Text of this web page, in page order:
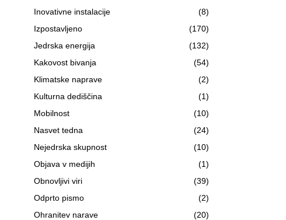
Inovativne instalacije
(8)
Izpostavljeno
(170)
Jedrska energija
(132)
Kakovost bivanja
(54)
Klimatske naprave
(2)
Kulturna dediščina
(1)
Mobilnost
(10)
Nasvet tedna
(24)
Nejedrska skupnost
(10)
Objava v medijih
(1)
Obnovljivi viri
(39)
Odprto pismo
(2)
Ohranitev narave
(20)